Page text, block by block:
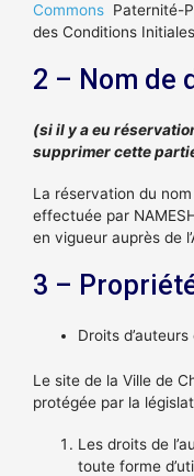
Commons Paternité-
des Conditions
2 – Nom de
(si il y a eu
supprimer cette
La réservation du
effectuée par
en vigueur auprès de
3 –
Droits
Le site de la Ville de
protégée par la
Les droits de
toute forme